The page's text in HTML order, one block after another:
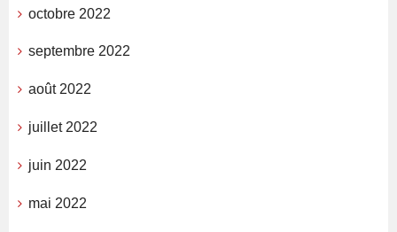
octobre 2022
septembre 2022
août 2022
juillet 2022
juin 2022
mai 2022